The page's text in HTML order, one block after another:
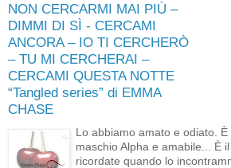
NON CERCARMI MAI PIÙ –
DIMMI DI SÌ - CERCAMI
ANCORA – IO TI CERCHERÒ
– TU MI CERCHERAI –
CERCAMI QUESTA NOTTE
“Tangled series” di EMMA
CHASE
Lo abbiamo amato e odiato. È
maschio Alpha e amabile... È
ricordate quando lo